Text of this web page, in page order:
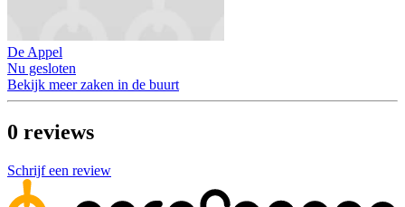
De Appel
Nu gesloten
Bekijk meer zaken in de buurt
0 reviews
Schrijf een review